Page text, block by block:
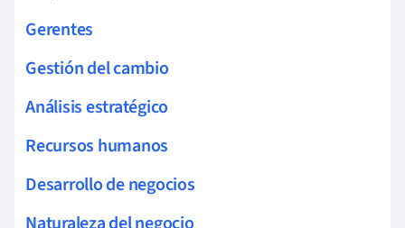
Gerentes
Gestión del cambio
Análisis estratégico
Recursos humanos
Desarrollo de negocios